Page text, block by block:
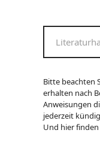
Bitte beachten
erhalten nach
Anweisungen
jederzeit
Und hier finden